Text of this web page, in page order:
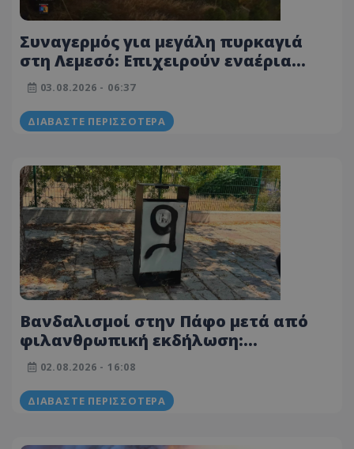
Συναγερμός για μεγάλη πυρκαγιά
στη Λεμεσό: Επιχειρούν εναέρια
μέσα, μαίνεται κοντά σε σπίτια -
Δείτε φωτογραφίες
03.08.2026 - 06:37
ΔΙΑΒΆΣΤΕ ΠΕΡΙΣΣΌΤΕΡΑ
Βανδαλισμοί στην Πάφο μετά από
φιλανθρωπική εκδήλωση:
«Γέμισαν» την πόλη με γκράφιτι -
«Δεν είναι οπαδισμός, είναι έλλειψη
σεβασμού» - Φωτογραφίες
02.08.2026 - 16:08
ΔΙΑΒΆΣΤΕ ΠΕΡΙΣΣΌΤΕΡΑ